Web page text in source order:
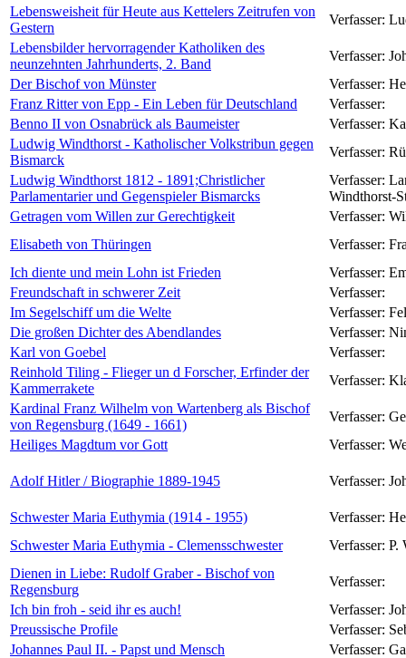
Lebensweisheit für Heute aus Kettelers Zeitrufen von
Gestern
Verfasser:
Lebensbilder hervorragender Katholiken des
neunzehnten Jahrhunderts, 2. Band
Verfasser:
Der Bischof von Münster
Verfasser:
Franz Ritter von Epp - Ein Leben für Deutschland
Verfasser:
Benno II von Osnabrück als Baumeister
Verfasser:
Ludwig Windthorst - Katholischer Volkstribun gegen
Bismarck
Verfasser:
Ludwig Windthorst 1812 - 1891;Christlicher
Parlamentarier und Gegenspieler Bismarcks
Verfasser:
Windthorst-
Getragen vom Willen zur Gerechtigkeit
Verfasser:
Elisabeth von Thüringen
Verfasser:
Ich diente und mein Lohn ist Frieden
Verfasser:
Freundschaft in schwerer Zeit
Verfasser:
Im Segelschiff um die Welte
Verfasser:
Die großen Dichter des Abendlandes
Verfasser:
Karl von Goebel
Verfasser:
Reinhold Tiling - Flieger un d Forscher, Erfinder der
Kammerrakete
Verfasser:
Kardinal Franz Wilhelm von Wartenberg als Bischof
von Regensburg (1649 - 1661)
Verfasser:
Heiliges Magdtum vor Gott
Verfasser:
Adolf Hitler / Biographie 1889-1945 Verfasser:
Schwester Maria Euthymia (1914 - 1955) Verfasser:
Schwester Maria Euthymia - Clemensschwester
Verfasser: P.
Dienen in Liebe: Rudolf Graber - Bischof von
Regensburg
Verfasser:
Ich bin froh - seid ihr es auch!
Verfasser:
Preussische Profile
Verfasser:
Johannes Paul II. - Papst und Mensch
Verfasser: